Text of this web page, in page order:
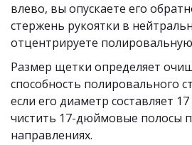
влево, вы опускаете его
стержень рукоятки в
отцентрируете
Размер щетки определяет
способность полировального
если его диаметр составляет
чистить 17-дюймовые полосы
направлениях.